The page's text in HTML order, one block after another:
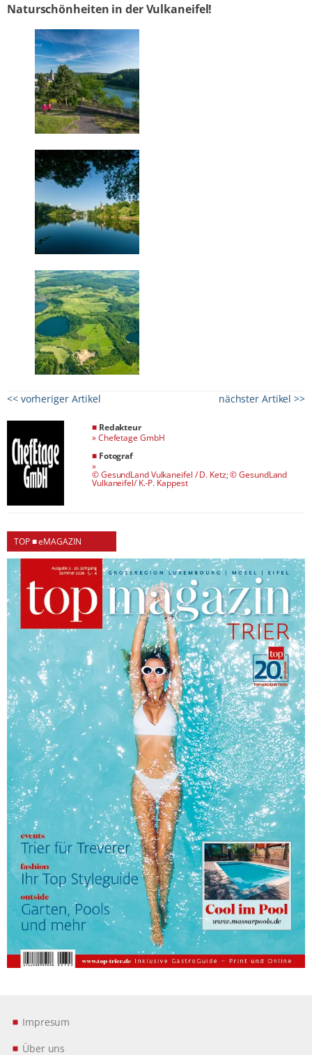
Naturschönheiten in der Vulkaneifel!
<< vorheriger Artikel nächster Artikel >>
■Redakteur
»Chefetage GmbH
■Fotograf
»
© GesundLand Vulkaneifel / D. Ketz; © GesundLand
Vulkaneifel/ K.-P. Kappest
TOP ■ eMAGAZIN
Impresum
Über uns